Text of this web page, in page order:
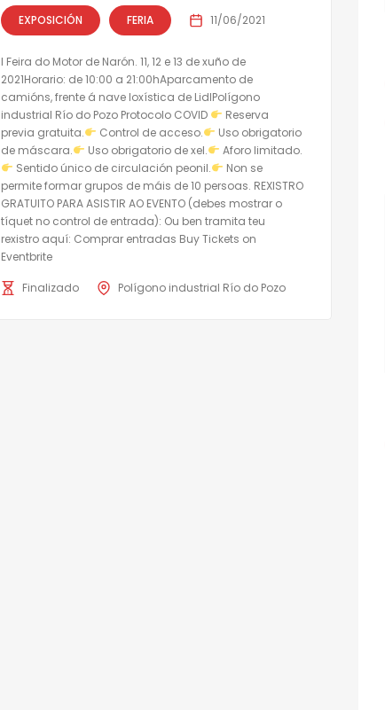
EXPOSICIÓN FERIA 11/06/2021
I Feira do Motor de Narón. 11, 12 e 13 de xuño de
2021Horario: de 10:00 a 21:00hAparcamento de
camións, frente á nave loxística de LidlPolígono
industrial Río do Pozo Protocolo COVID
Reserva
previa gratuita.
Control de acceso.
Uso obrigatorio
de máscara.
Uso obrigatorio de xel.
Aforo limitado.
Sentido único de circulación peonil.
Non se
permite formar grupos de máis de 10 persoas. REXISTRO
GRATUITO PARA ASISTIR AO EVENTO (debes mostrar o
tíquet no control de entrada): Ou ben tramita teu
rexistro aquí: Comprar entradas Buy Tickets on
Eventbrite
Finalizado Polígono industrial Río do Pozo